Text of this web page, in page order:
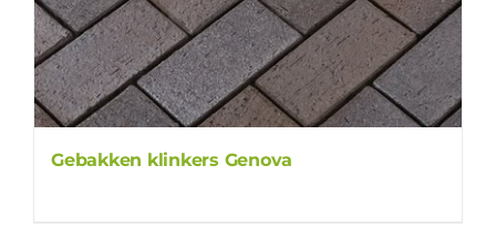
Gebakken klinkers Genova